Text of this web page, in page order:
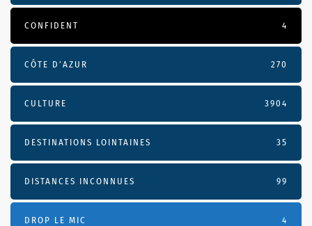
CONFIDENT 4
CÔTE D’AZUR 270
CULTURE 3904
DESTINATIONS LOINTAINES 35
DISTANCES INCONNUES 99
DROP LE MIC 4